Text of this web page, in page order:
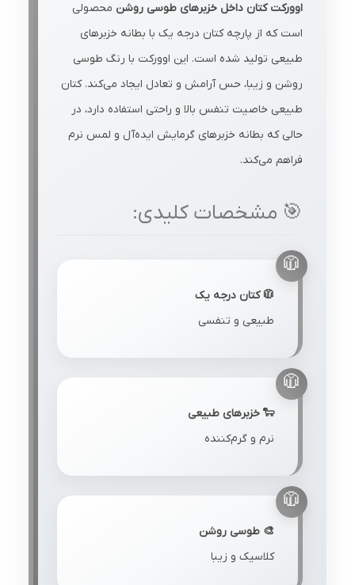
اوورکت کتان داخل خزبرهای طوسی روشن محصولی
است که از پارچه کتان درجه یک با بطانه خزبرهای
طبیعی تولید شده است. این اوورکت با رنگ طوسی
روشن و زیبا، حس آرامش و تعادل ایجاد می‌کند. کتان
طبیعی خاصیت تنفس بالا و راحتی استفاده دارد، در
حالی که بطانه خزبرهای گرمایش ایده‌آل و لمس نرم
فراهم می‌کند.
🎯 مشخصات کلیدی:
🧥 کتان درجه یک
طبیعی و تنفسی
🐑 خزبرهای طبیعی
نرم و گرم‌کننده
🎨 طوسی روشن
کلاسیک و زیبا